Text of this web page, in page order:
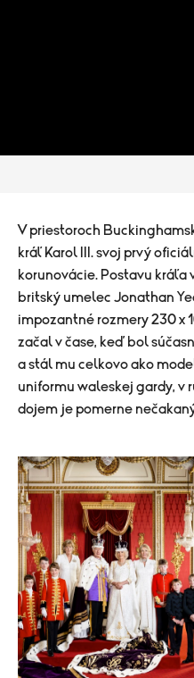
V priestoroch
kráľ Karol III. svoj prvý
korunovácie. Postavu
britský umelec Jonathan
impozantné rozmery 230 x
začal v čase, keď bol
a stál mu celkovo ako
uniformu waleskej gardy, v
dojem je pomerne